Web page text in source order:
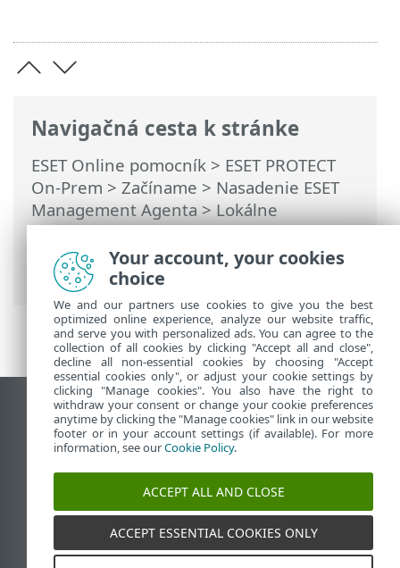
Navigačná cesta k stránke
ESET Online pomocník > ESET PROTECT
On-Prem > Začíname > Nasadenie ESET
Management Agenta>Lokálne
nasadenie agenta>Vytvorenie
inštalačného skriptu agenta> Nasadenie
agenta na Windows
Zobraziť stránku ako na počítači
End of Life
Databáza znalostí ESET
ESET Fórum
ESET Status Portal
Technická podpora
Your account, your cookies
choice
We and our partners use cookies to give you the best
optimized online experience, analyze our website traffic,
and serve you with personalized ads. You can agree to the
collection of all cookies by clicking "Accept all and close",
decline all non-essential cookies by choosing "Accept
essential cookies only", or adjust your cookie settings by
clicking "Manage cookies". You also have the right to
withdraw your consent or change your cookie preferences
anytime by clicking the "Manage cookies" link in our website
footer or in your account settings (if available). For more
information, see ourCookie Policy.
ACCEPT ALL AND CLOSE
ACCEPT ESSENTIAL COOKIES ONLY